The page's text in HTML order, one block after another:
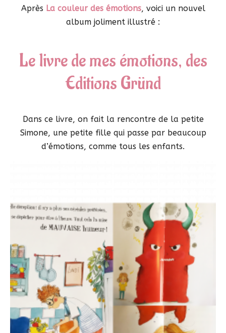
Après La couleur des émotions, voici un nouvel
album joliment illustré :
Le livre de mes émotions, des
Editions Gründ
Dans ce livre, on fait la rencontre de la petite
Simone, une petite fille qui passe par beaucoup
d’émotions, comme tous les enfants.